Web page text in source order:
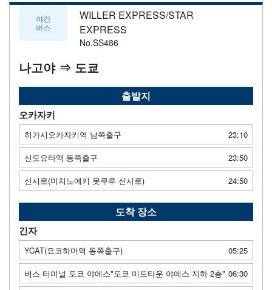
야간
버스
WILLER EXPRESS/STAR
EXPRESS
No.SS486
나고야 ⇒ 도쿄
출발지
오카자키
히가시오카자키역 남쪽출구
23:10
신도요타역 동쪽출구
23:50
신시로(미치노에키 못쿠루 신시로)
24:50
도착 장소
긴자
YCAT(요코하마역 동쪽출구)
05:25
버스 터미널 도쿄 야에스"도쿄 미드타운 야에스 지하 2층" 06:30